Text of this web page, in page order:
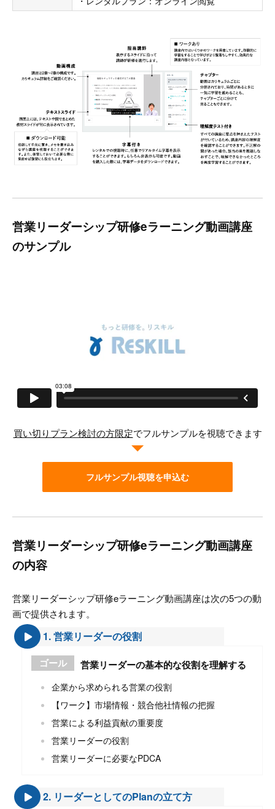
営業リーダーシップ研修eラーニング動画講座
のサンプル
買い切りプラン検討の方限定でフルサンプルを視聴できます
フルサンプル視聴を申込む
営業リーダーシップ研修eラーニング動画講座
の内容
営業リーダーシップ研修eラーニング動画講座は次の5つの動
画で提供されます。
1. 営業リーダーの役割
ゴール 営業リーダーの基本的な役割を理解する
企業から求められる営業の役割
【ワーク】市場情報・競合他社情報の把握
営業による利益貢献の重要度
営業リーダーの役割
営業リーダーに必要なPDCA
2. リーダーとしてのPlanの立て方